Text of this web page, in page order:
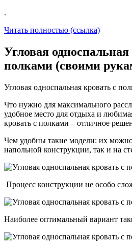
.
Читать полностью (ссылка)
Угловая односпальная
полками (своими
Угловая односпальная кровать с
Что нужно для максимального
удобное место для отдыха и
кровать с полками – отличное
Чем удобны такие модели: их
напольной конструкции, так и на
Процесс конструкции не особо
Наиболее оптимальный вариант